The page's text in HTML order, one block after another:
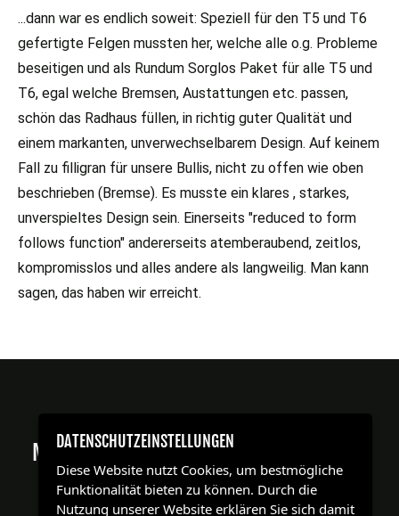
...dann war es endlich soweit: Speziell für den T5 und T6
gefertigte Felgen mussten her, welche alle o.g. Probleme
beseitigen und als Rundum Sorglos Paket für alle T5 und
T6, egal welche Bremsen, Austattungen etc. passen,
schön das Radhaus füllen, in richtig guter Qualität und
einem markanten, unverwechselbarem Design. Auf keinem
Fall zu filligran für unsere Bullis, nicht zu offen wie oben
beschrieben (Bremse). Es musste ein klares , starkes,
unverspieltes Design sein. Einerseits "reduced to form
follows function" andererseits atemberaubend, zeitlos,
kompromisslos und alles andere als langweilig. Man kann
sagen, das haben wir erreicht.
MODERN ABER ZEITLOS. UNVERSPIELT ABER
AUFREGEND.
DATENSCHUTZEINSTELLUNGEN
Diese Website nutzt Cookies, um bestmögliche
Funktionalität bieten zu können. Durch die
Nutzung unserer Website erklären Sie sich damit